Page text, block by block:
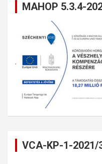
MAHOP 5.3.4-
VCA-KP-1-2021/